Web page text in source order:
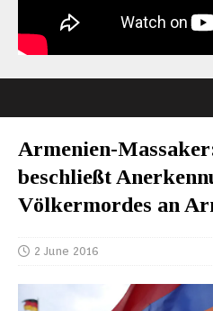
Armenien-
beschließt
Völkermordes an
2 June 2016